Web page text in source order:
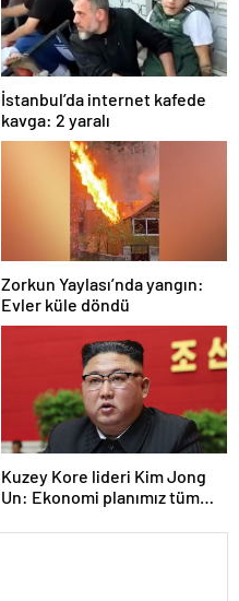
İstanbul’da internet kafede
kavga: 2 yaralı
Zorkun Yaylası’nda yangın:
Evler küle döndü
Kuzey Kore lideri Kim Jong
Un: Ekonomi planımız tüm